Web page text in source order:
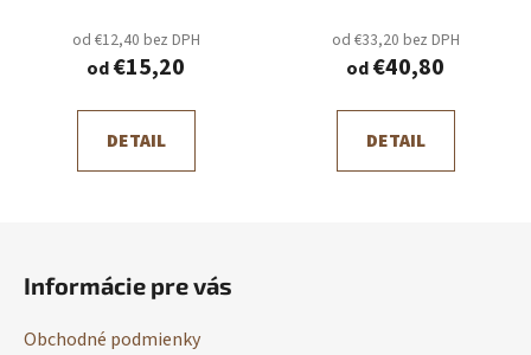
od €12,40 bez DPH
od€15,20
DETAIL
od €33,20 bez DPH
od€40,80
DETAIL
Informácie pre vás
Obchodné podmienky